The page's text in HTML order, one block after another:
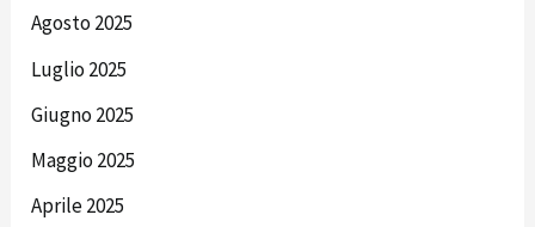
Agosto 2025
Luglio 2025
Giugno 2025
Maggio 2025
Aprile 2025